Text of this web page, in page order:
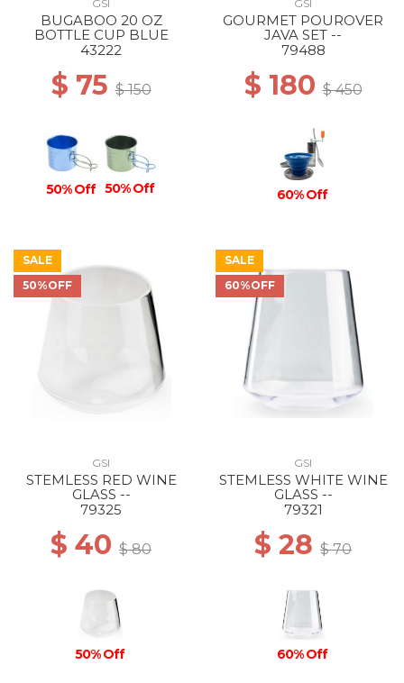
GSI
BUGABOO 20 OZ
BOTTLE CUP BLUE
43222
$ 75$ 150
50% Off 50% Off
GSI
GOURMET POUROVER
JAVA SET --
79488
$ 180$ 450
60% Off
SALE
50%OFF
GSI
STEMLESS RED WINE
GLASS --
79325
$ 40 $ 80
50% Off
SALE
60%OFF
GSI
STEMLESS WHITE WINE
GLASS --
79321
$ 28 $ 70
60% Off